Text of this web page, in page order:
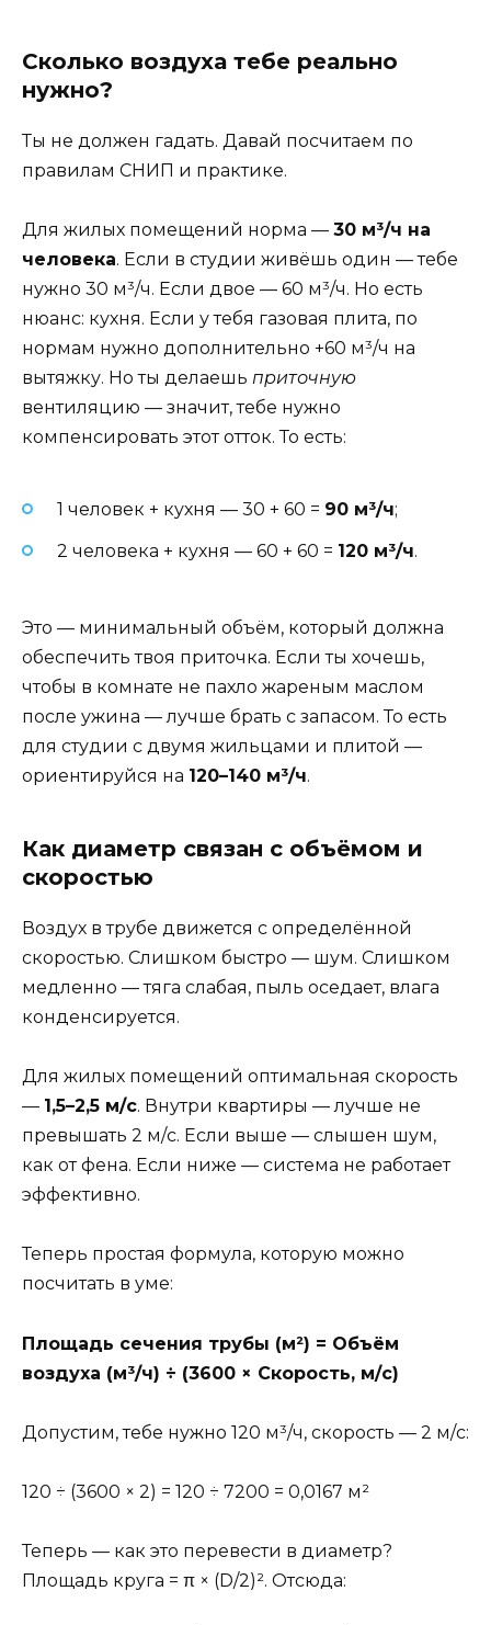
Сколько воздуха тебе реально
нужно?
Ты не должен гадать. Давай посчитаем по
правилам СНИП и практике.
Для жилых помещений норма — 30 м³/ч на
человека. Если в студии живёшь один — тебе
нужно 30 м³/ч. Если двое — 60 м³/ч. Но есть
нюанс: кухня. Если у тебя газовая плита, по
нормам нужно дополнительно +60 м³/ч на
вытяжку. Но ты делаешь приточную
вентиляцию — значит, тебе нужно
компенсировать этот отток. То есть:
1 человек + кухня — 30 + 60 = 90 м³/ч;
2 человека + кухня — 60 + 60 = 120 м³/ч.
Это — минимальный объём, который должна
обеспечить твоя приточка. Если ты хочешь,
чтобы в комнате не пахло жареным маслом
после ужина — лучше брать с запасом. То есть
для студии с двумя жильцами и плитой —
ориентируйся на 120–140 м³/ч.
Как диаметр связан с объёмом и
скоростью
Воздух в трубе движется с определённой
скоростью. Слишком быстро — шум. Слишком
медленно — тяга слабая, пыль оседает, влага
конденсируется.
Для жилых помещений оптимальная скорость
— 1,5–2,5 м/с. Внутри квартиры — лучше не
превышать 2 м/с. Если выше — слышен шум,
как от фена. Если ниже — система не работает
эффективно.
Теперь простая формула, которую можно
посчитать в уме:
Площадь сечения трубы (м²) = Объём
воздуха (м³/ч) ÷ (3600 × Скорость, м/с)
Допустим, тебе нужно 120 м³/ч, скорость — 2 м/с:
120 ÷ (3600 × 2) = 120 ÷ 7200 = 0,0167 м²
Теперь — как это перевести в диаметр?
Площадь круга = π × (D/2)². Отсюда: